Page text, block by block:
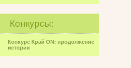
Конкурсы:
Конкурс Край ON: продолжение
истории